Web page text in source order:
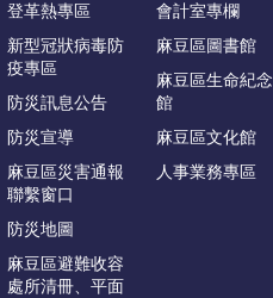
登革熱專區
新型冠狀病毒防
疫專區
防災訊息公告
防災宣導
麻豆區災害通報
聯繫窗口
防災地圖
麻豆區避難收容
處所清冊、平面
會計室專欄
麻豆區圖書館
麻豆區生命紀念
館
麻豆區文化館
人事業務專區